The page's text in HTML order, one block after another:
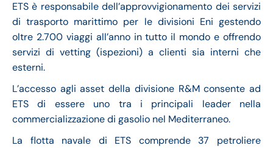
ETS è responsabile dell’approvvigionamento dei servizi
di trasporto marittimo per le divisioni Eni gestendo
oltre 2.700 viaggi all’anno in tutto il mondo e offrendo
servizi di vetting (ispezioni) a clienti sia interni che
esterni.
L’accesso agli asset della divisione R&M consente ad
ETS di essere uno tra i principali leader nella
commercializzazione di gasolio nel Mediterraneo.
La flotta navale di ETS comprende 37 petroliere